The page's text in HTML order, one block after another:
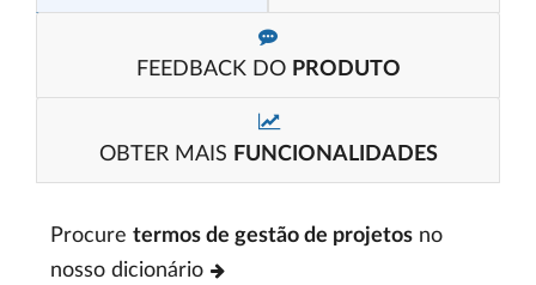
FEEDBACK DO PRODUTO
OBTER MAIS FUNCIONALIDADES
Procure termos de gestão de projetos no
nosso dicionário